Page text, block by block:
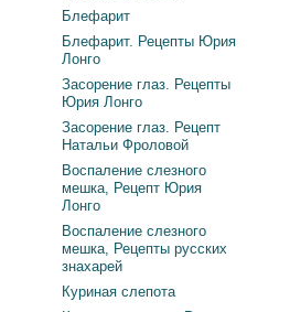
Блефарит
Блефарит. Рецепты Юрия
Лонго
Засорение глаз. Рецепты
Юрия Лонго
Засорение глаз. Рецепт
Натальи Фроловой
Воспаление слезного
мешка, Рецепт Юрия
Лонго
Воспаление слезного
мешка, Рецепты русских
знахарей
Куриная слепота